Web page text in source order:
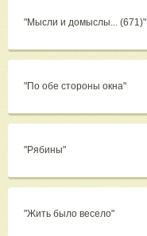
"Мысли и домыслы... (671)"
"По обе стороны окна"
"Рябины"
"Жить было весело"